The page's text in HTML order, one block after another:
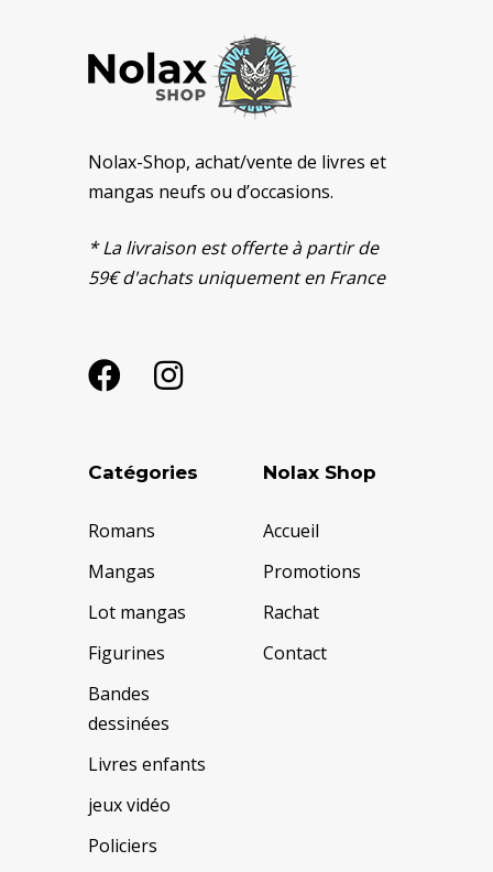
Nolax-Shop, achat/vente de livres et
mangas neufs ou d’occasions.
* La livraison est offerte à partir de
59€ d'achats uniquement en France
Catégories
Romans
Mangas
Lot mangas
Figurines
Bandes
dessinées
Livres enfants
jeux vidéo
Policiers
Nolax Shop
Accueil
Promotions
Rachat
Contact